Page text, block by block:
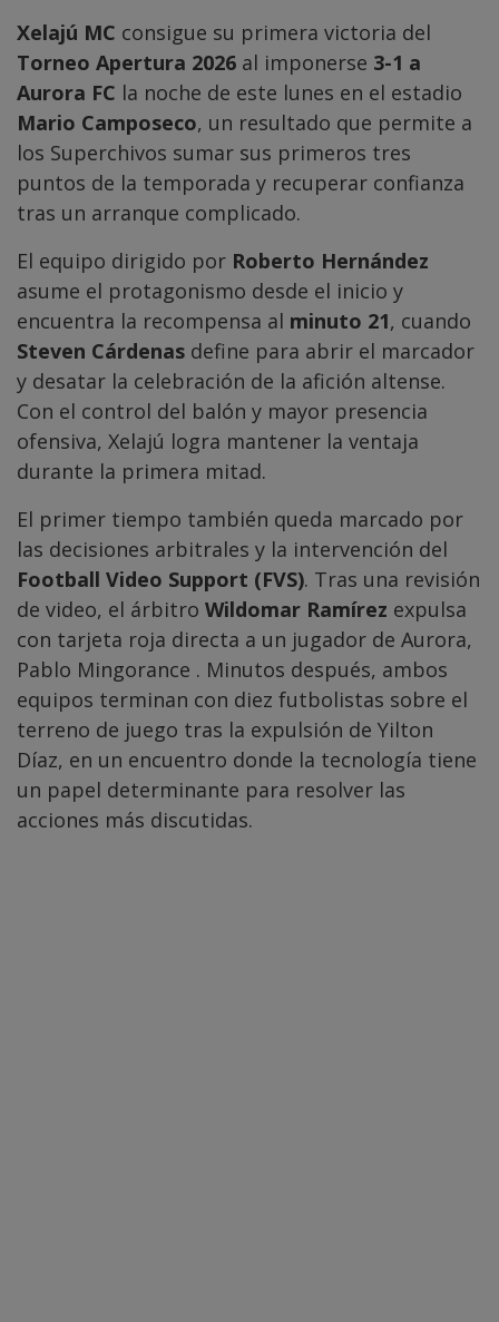
Xelajú MC consigue su primera victoria del
Torneo Apertura 2026 al imponerse 3-1 a
Aurora FC la noche de este lunes en el estadio
Mario Camposeco, un resultado que permite a
los Superchivos sumar sus primeros tres
puntos de la temporada y recuperar confianza
tras un arranque complicado.
El equipo dirigido por Roberto Hernández
asume el protagonismo desde el inicio y
encuentra la recompensa al minuto 21, cuando
Steven Cárdenas define para abrir el marcador
y desatar la celebración de la afición altense.
Con el control del balón y mayor presencia
ofensiva, Xelajú logra mantener la ventaja
durante la primera mitad.
El primer tiempo también queda marcado por
las decisiones arbitrales y la intervención del
Football Video Support (FVS). Tras una revisión
de video, el árbitro Wildomar Ramírez expulsa
con tarjeta roja directa a un jugador de Aurora,
Pablo Mingorance . Minutos después, ambos
equipos terminan con diez futbolistas sobre el
terreno de juego tras la expulsión de Yilton
Díaz, en un encuentro donde la tecnología tiene
un papel determinante para resolver las
acciones más discutidas.